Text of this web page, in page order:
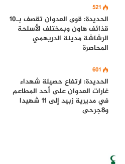
521
الحديدة: قوى العدوان تقصف بـ10
قذائف هاون وبمختلف الأسلحة
الرشاشة مدينة الدريهمي
المحاصرة
601
الحديدة: ارتفاع حصيلة شهداء
غارات العدوان على أحد المطاعم
في مديرية زبيد إلى 11 شهيدا
و8جرحى